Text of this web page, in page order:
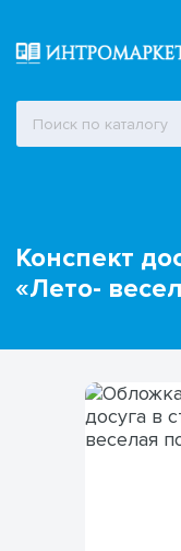
Конспект
«Лето-